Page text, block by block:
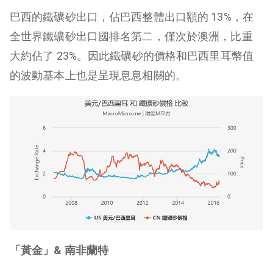
巴西的鐵礦砂出口，佔巴西整體出口額的 13%，在
全世界鐵礦砂出口國排名第二，僅次於澳洲，比重
大約佔了 23%。因此鐵礦砂的價格和巴西里耳幣值
的波動基本上也是呈現息息相關的。
「黃金」& 南非蘭特